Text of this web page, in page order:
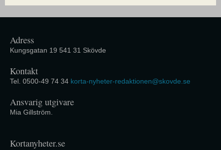
Adress
Kungsgatan 19 541 31 Skövde
Kontakt
Tel. 0500-49 74 34 korta-nyheter-redaktionen@skovde.se
Ansvarig utgivare
Mia Gillström.
Kortanyheter.se